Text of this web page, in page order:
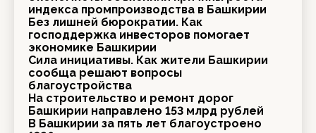
индекса промпроизводства в Башкирии
Без лишней бюрократии. Как
господдержка инвесторов помогает
экономике Башкирии
Сила инициативы. Как жители Башкирии
сообща решают вопросы
благоустройства
На строительство и ремонт дорог
Башкирии направлено 153 млрд рублей
В Башкирии за пять лет благоустроено